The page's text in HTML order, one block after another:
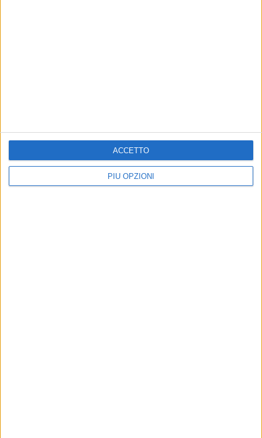
PIÙ OPZIONI
ACCETTO